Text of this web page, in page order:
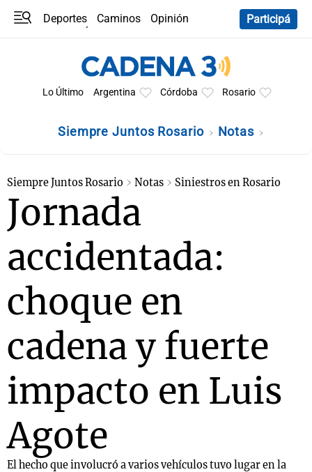
Deportes Caminos
Opinión
Participá
Lo Último Argentina Córdoba Rosario
Siempre Juntos Rosario Notas
Siempre Juntos Rosario Notas Siniestros en Rosario
Jornada
accidentada:
choque en
cadena y fuerte
impacto en Luis
Agote
El hecho que involucró a varios vehículos tuvo lugar en la